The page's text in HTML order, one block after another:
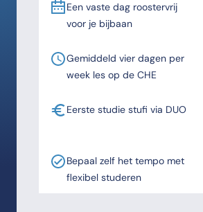
Een vaste dag roostervrij
voor je bijbaan
Gemiddeld vier dagen per
week les op de CHE
Eerste studie stufi via DUO
Bepaal zelf het tempo met
flexibel studeren